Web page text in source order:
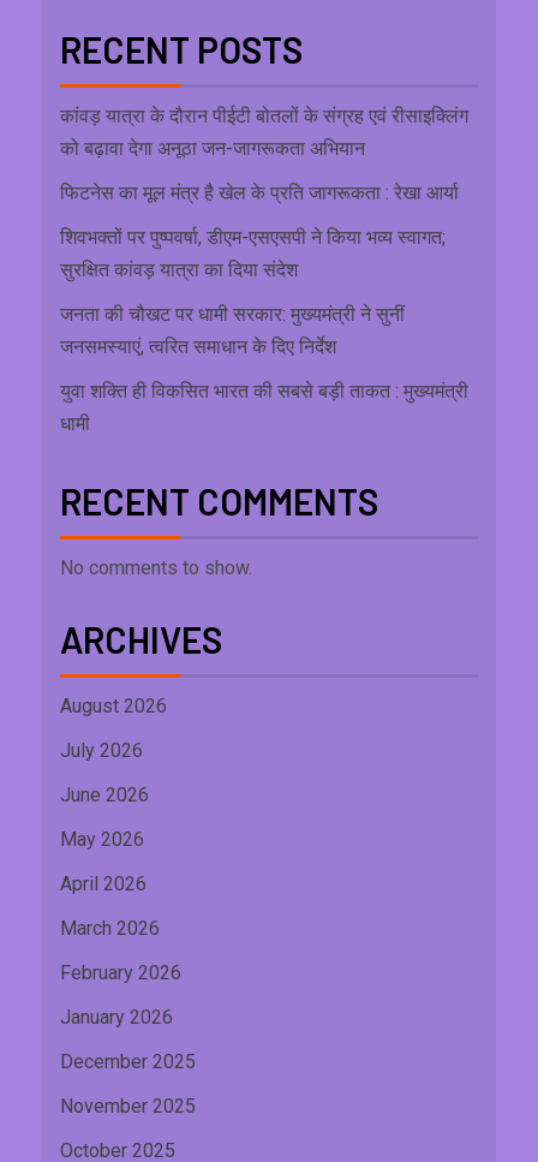
RECENT POSTS
कांवड़ यात्रा के दौरान पीईटी बोतलों के संग्रह एवं रीसाइक्लिंग
को बढ़ावा देगा अनूठा जन-जागरूकता अभियान
फिटनेस का मूल मंत्र है खेल के प्रति जागरूकता : रेखा आर्या
शिवभक्तों पर पुष्पवर्षा, डीएम-एसएसपी ने किया भव्य स्वागत;
सुरक्षित कांवड़ यात्रा का दिया संदेश
जनता की चौखट पर धामी सरकार: मुख्यमंत्री ने सुनीं
जनसमस्याएं, त्वरित समाधान के दिए निर्देश
युवा शक्ति ही विकसित भारत की सबसे बड़ी ताकत : मुख्यमंत्री
धामी
RECENT COMMENTS
No comments to show.
ARCHIVES
August 2026
July 2026
June 2026
May 2026
April 2026
March 2026
February 2026
January 2026
December 2025
November 2025
October 2025